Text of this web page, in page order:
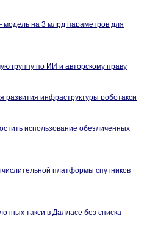
на 3 млрд параметров для
группу по ИИ и авторскому праву
развития инфраструктуры роботакси
использование обезличенных
платформы спутников
такси в Далласе без списка